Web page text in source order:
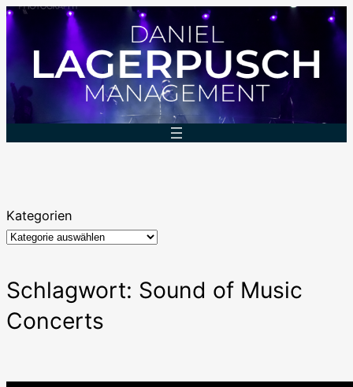
Zum
Inhalt
springen
Kategorien
Schlagwort: Sound of Music
Concerts